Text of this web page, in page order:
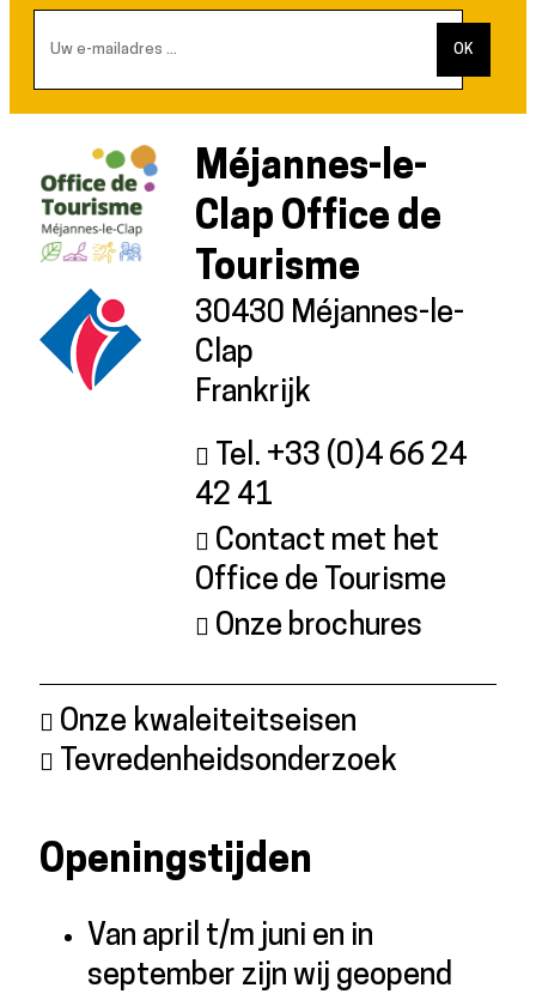
Méjannes-le-
Clap Office de
Tourisme
30430 Méjannes-le-
Clap
Frankrijk
Tel. +33 (0)4 66 24
42 41
Contact met het
Office de Tourisme
Onze brochures
Onze kwaleiteitseisen
Tevredenheidsonderzoek
Openingstijden
Van april t/m juni en in
september zijn wij geopend